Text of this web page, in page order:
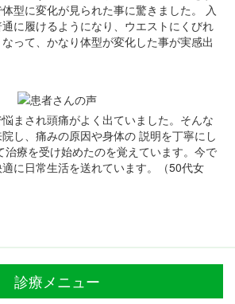
型に変化が見られた事に驚きました。 入
に履けるようになり、ウエストにくびれ
って、かなり体型が変化した事が実感出
まされ頭痛がよく出ていました。そんな
し、痛みの原因や身体の 説明を丁寧にし
治療を受け始めたのを覚えています。今で
に日常生活を送れています。（50代女
診療メニュー